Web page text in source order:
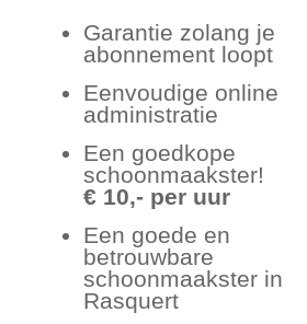
Garantie zolang je
abonnement loopt
Eenvoudige online
administratie
Een goedkope
schoonmaakster!
€ 10,- per uur
Een goede en
betrouwbare
schoonmaakster in
Rasquert